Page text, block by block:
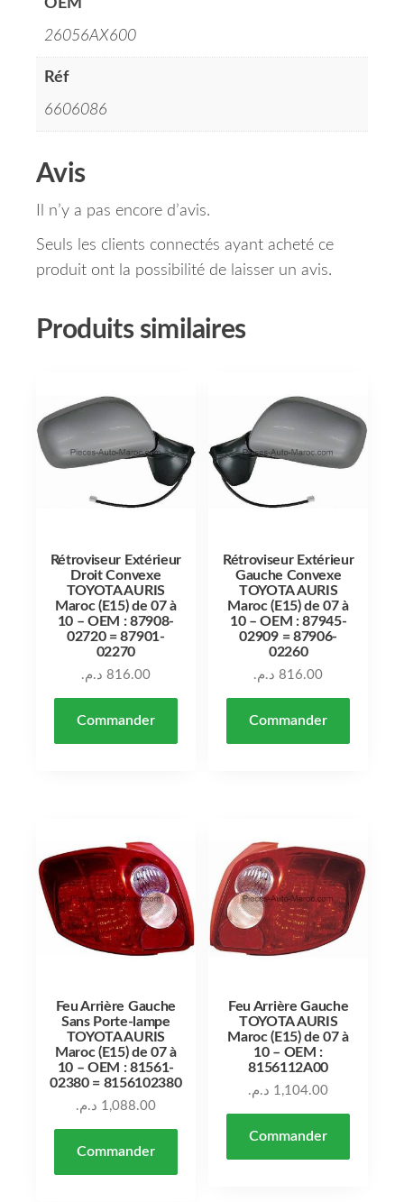
OEM
26056AX600
Réf
6606086
Avis
Il n’y a pas encore d’avis.
Seuls les clients connectés ayant acheté ce
produit ont la possibilité de laisser un avis.
Produits similaires
Rétroviseur Extérieur
Droit Convexe
TOYOTA AURIS
Maroc (E15) de 07 à
10 – OEM : 87908-
02720 = 87901-
02270
816.00 د.م.
Commander
Rétroviseur Extérieur
Gauche Convexe
TOYOTA AURIS
Maroc (E15) de 07 à
10 – OEM : 87945-
02909 = 87906-
02260
816.00 د.م.
Commander
Feu Arrière Gauche
Sans Porte-lampe
TOYOTA AURIS
Maroc (E15) de 07 à
10 – OEM : 81561-
02380 = 8156102380
1,088.00 د.م.
Commander
Feu Arrière Gauche
TOYOTA AURIS
Maroc (E15) de 07 à
10 – OEM :
8156112A00
1,104.00 د.م.
Commander